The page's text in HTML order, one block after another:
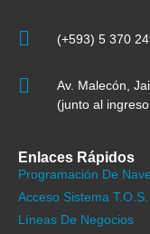
(+593) 5 370
Av. Malecón,
(junto al
Enlaces Rápidos
Programación De
Acceso Sistema T.O.S.
Líneas De Negocios